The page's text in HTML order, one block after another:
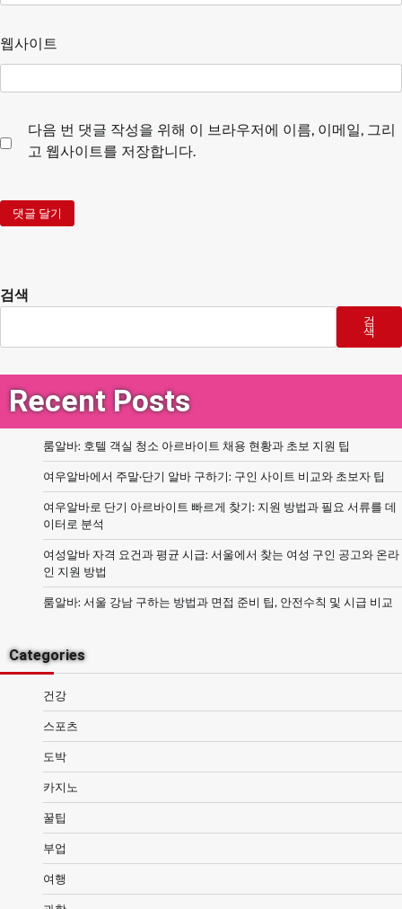
웹사이트
다음 번 댓글 작성을 위해 이 브라우저에 이름, 이메일, 그리
고 웹사이트를 저장합니다.
검색
검
색
Recent Posts
룸알바: 호텔 객실 청소 아르바이트 채용 현황과 초보 지원 팁
여우알바에서 주말·단기 알바 구하기: 구인 사이트 비교와 초보자 팁
여우알바로 단기 아르바이트 빠르게 찾기: 지원 방법과 필요 서류를 데
이터로 분석
여성알바 자격 요건과 평균 시급: 서울에서 찾는 여성 구인 공고와 온라
인 지원 방법
룸알바: 서울 강남 구하는 방법과 면접 준비 팁, 안전수칙 및 시급 비교
Categories
건강
스포츠
도박
카지노
꿀팁
부업
여행